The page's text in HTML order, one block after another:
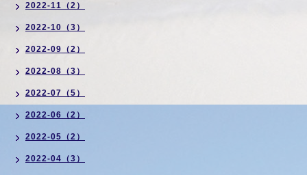
2022-11（2）
2022-10（3）
2022-09（2）
2022-08（3）
2022-07（5）
2022-06（2）
2022-05（2）
2022-04（3）